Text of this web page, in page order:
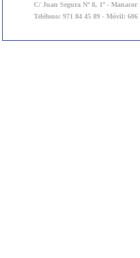
C/ Juan Segura Nº 8, 1º -
Teléfono: 971 84 45 89 - Móvil: 606